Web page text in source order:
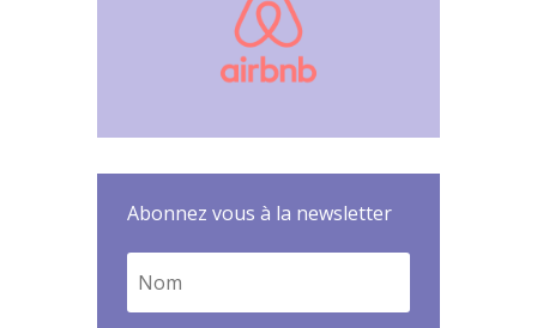
Abonnez vous à la newsletter